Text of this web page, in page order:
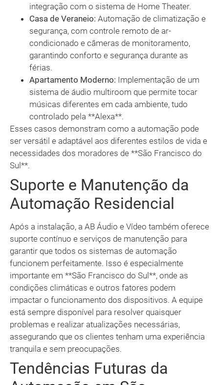
integração com o sistema de Home Theater.
Casa de Veraneio: Automação de climatização e
segurança, com controle remoto de ar-
condicionado e câmeras de monitoramento,
garantindo conforto e segurança durante as
férias.
Apartamento Moderno: Implementação de um
sistema de áudio multiroom que permite tocar
músicas diferentes em cada ambiente, tudo
controlado pela **Alexa**.
Esses casos demonstram como a automação pode
ser versátil e adaptável aos diferentes estilos de vida e
necessidades dos moradores de **São Francisco do
Sul**.
Suporte e Manutenção da
Automação Residencial
Após a instalação, a AB Áudio e Vídeo também oferece
suporte contínuo e serviços de manutenção para
garantir que todos os sistemas de automação
funcionem perfeitamente. Isso é especialmente
importante em **São Francisco do Sul**, onde as
condições climáticas e outros fatores podem
impactar o funcionamento dos dispositivos. A equipe
está sempre disponível para resolver quaisquer
problemas e realizar atualizações necessárias,
assegurando que os clientes tenham uma experiência
tranquila e sem preocupações.
Tendências Futuras da